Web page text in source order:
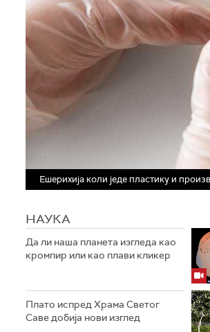
Ешерихија коли једе пластику и
НАУКА
Да ли наша планета изгледа као
кромпир или као плави кликер
Плато испред Храма Светог
Саве добија нови изглед